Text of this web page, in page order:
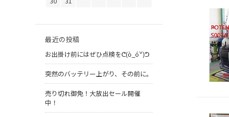
最近の投稿
お出掛け前にはぜひ点検をᕦ(ò_óˇ)ᕤ
突然のバッテリー上がり、その前に。
売り切れ御免！大放出セール開催
中！